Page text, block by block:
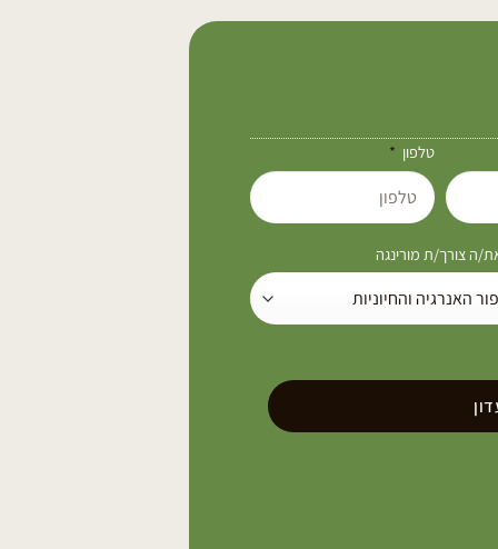
טלפון
ה צורך/ת מורינגה